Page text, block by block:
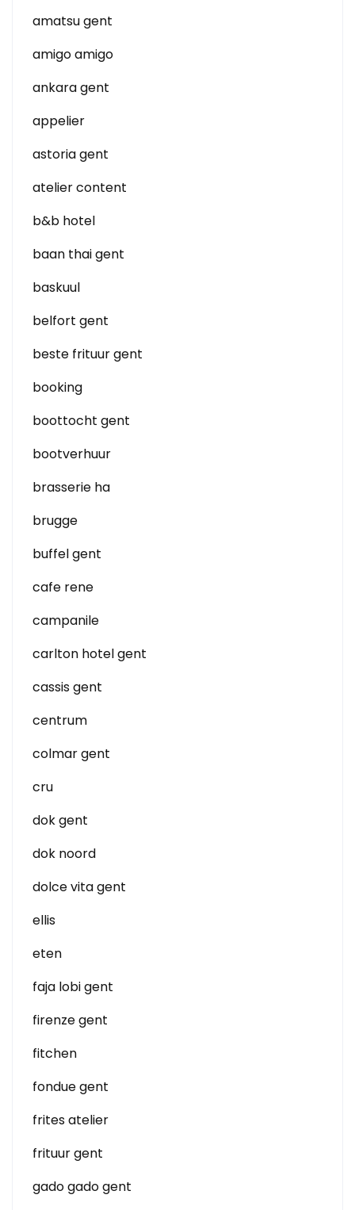
amatsu gent
amigo amigo
ankara gent
appelier
astoria gent
atelier content
b&b hotel
baan thai gent
baskuul
belfort gent
beste frituur gent
booking
boottocht gent
bootverhuur
brasserie ha
brugge
buffel gent
cafe rene
campanile
carlton hotel gent
cassis gent
centrum
colmar gent
cru
dok gent
dok noord
dolce vita gent
ellis
eten
faja lobi gent
firenze gent
fitchen
fondue gent
frites atelier
frituur gent
gado gado gent